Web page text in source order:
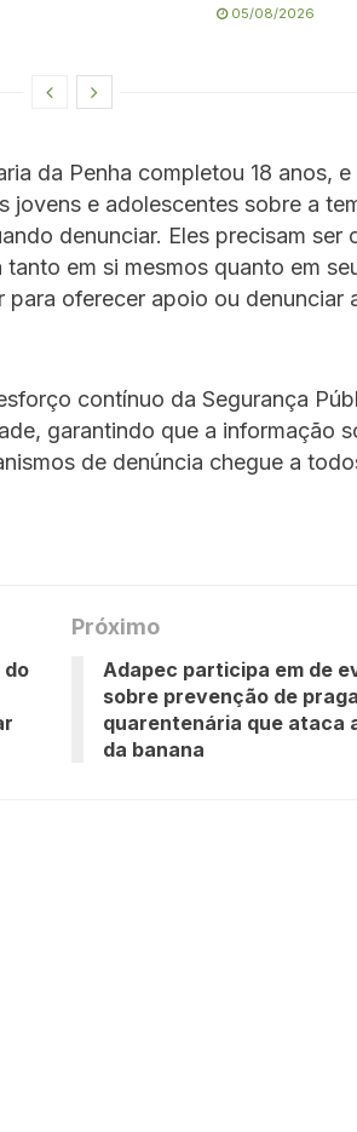
05/08/2026
da Penha completou 18 anos, e
jovens e adolescentes sobre a
denunciar. Eles precisam ser
em si mesmos quanto em
oferecer apoio ou denunciar
contínuo da Segurança
garantindo que a informação
de denúncia chegue a
do
Próximo
Adapec participa em de
sobre prevenção de praga
quarentenária que ataca
da banana